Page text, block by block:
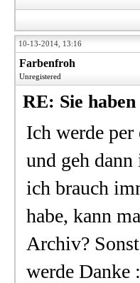
10-13-2014, 13:16
Farbenfroh
Unregistered
RE: Sie
Ich werde
und geh
ich brauch
habe, kann
Archiv?
werde Danke